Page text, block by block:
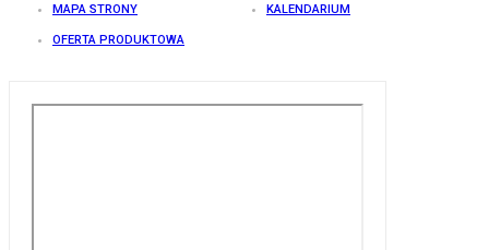
MAPA STRONY KALENDARIUM
OFERTA PRODUKTOWA